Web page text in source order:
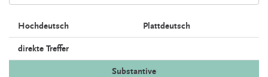
Hochdeutsch Plattdeutsch
direkte Treffer
Substantive